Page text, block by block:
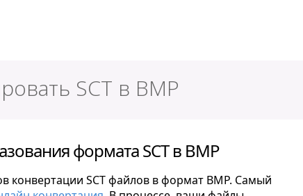
SCT в BMP
формата SCT в BMP
конвертации SCT файлов в формат BMP. Самый